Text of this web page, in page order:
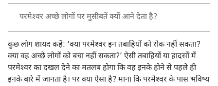
परमेश्‍वर अच्छे लोगों पर मुसीबतें क्यों आने देता है?
कुछ लोग शायद कहें: ‘क्या परमेश्‍वर इन तबाहियों को रोक नहीं सकता?
क्या वह अच्छे लोगों को बचा नहीं सकता?’ ऐसी तबाहियों या हादसों में
परमेश्‍वर का दखल देने का मतलब होगा कि वह इनके होने से पहले ही
इनके बारे में जानता है। पर क्या ऐसा है? माना कि परमेश्‍वर के पास भविष्य